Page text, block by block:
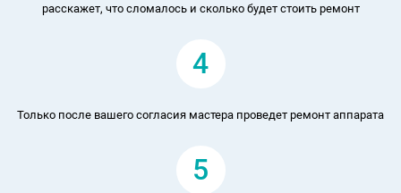
расскажет, что сломалось и сколько будет стоить ремонт
4
Только после вашего согласия мастера проведет ремонт аппарата
5